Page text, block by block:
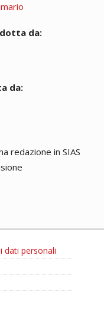
da:
da:
redazione in SIAS
dati personali